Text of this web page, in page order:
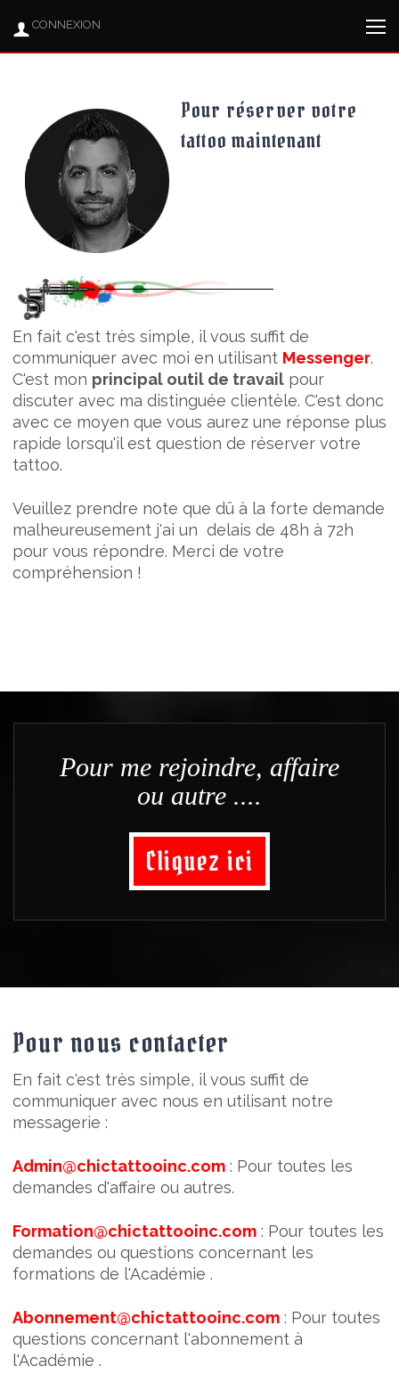
CONNEXION
Pour réserver votre
tattoo maintenant
En fait c'est très simple, il vous suffit de
communiquer avec moi en utilisant Messenger.
C'est mon principal outil de travail pour
discuter avec ma distinguée clientèle. C'est donc
avec ce moyen que vous aurez une réponse plus
rapide lorsqu'il est question de réserver votre
tattoo.
Veuillez prendre note que dû à la forte demande
malheureusement j'ai un delais de 48h à 72h
pour vous répondre. Merci de votre
compréhension !
Pour me rejoindre, affaire
ou autre ....
Cliquez ici
Pour nous contacter
En fait c'est très simple, il vous suffit de
communiquer avec nous en utilisant notre
messagerie :
Admin@chictattooinc.com : Pour toutes les
demandes d'affaire ou autres.
Formation@chictattooinc.com : Pour toutes les
demandes ou questions concernant les
formations de l'Académie .
Abonnement@chictattooinc.com : Pour toutes
questions concernant l'abonnement à
l'Académie .